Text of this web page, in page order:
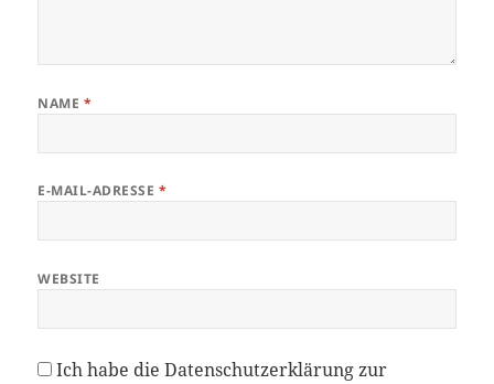
NAME *
E-MAIL-ADRESSE *
WEBSITE
Ich habe dieDatenschutzerklärungzur